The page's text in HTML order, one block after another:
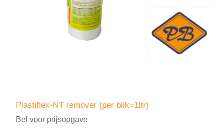
Plastiflex-NT remover (per blik=1ltr)
Bel voor prijsopgave